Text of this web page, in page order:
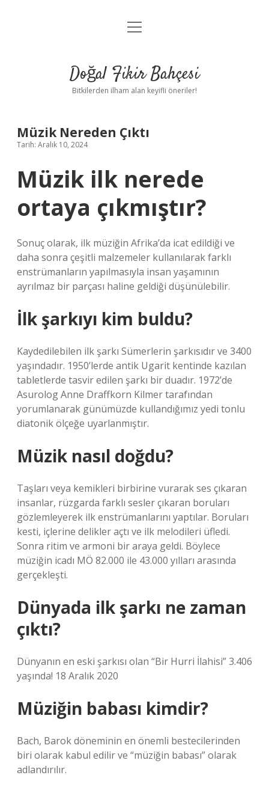
Anasayfa
Yasal Uyarı
menüyü
Doğal Fikir Bahçesi
Bitkilerden ilham alan keyifli öneriler!
Müzik Nereden Çıktı
Tarih: Aralık 10, 2024
Müzik ilk nerede
ortaya çıkmıştır?
Sonuç olarak, ilk müziğin Afrika’da icat edildiği ve
daha sonra çeşitli malzemeler kullanılarak farklı
enstrümanların yapılmasıyla insan yaşamının
ayrılmaz bir parçası haline geldiği düşünülebilir.
İlk şarkıyı kim buldu?
Kaydedilebilen ilk şarkı Sümerlerin şarkısıdır ve 3400
yaşındadır. 1950’lerde antik Ugarit kentinde kazılan
tabletlerde tasvir edilen şarkı bir duadır. 1972’de
Asurolog Anne Draffkorn Kilmer tarafından
yorumlanarak günümüzde kullandığımız yedi tonlu
diatonik ölçeğe uyarlanmıştır.
Müzik nasıl doğdu?
Taşları veya kemikleri birbirine vurarak ses çıkaran
insanlar, rüzgarda farklı sesler çıkaran boruları
gözlemleyerek ilk enstrümanlarını yaptılar. Boruları
kesti, içlerine delikler açtı ve ilk melodileri üfledi.
Sonra ritim ve armoni bir araya geldi. Böylece
müziğin icadı MÖ 82.000 ile 43.000 yılları arasında
gerçekleşti.
Dünyada ilk şarkı ne zaman
çıktı?
Dünyanın en eski şarkısı olan “Bir Hurri İlahisi” 3.406
yaşında! 18 Aralık 2020
Müziğin babası kimdir?
Bach, Barok döneminin en önemli bestecilerinden
biri olarak kabul edilir ve “müziğin babası” olarak
adlandırılır.